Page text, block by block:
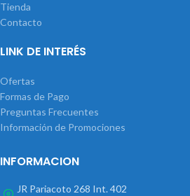
Tienda
Contacto
LINK DE INTERÉS
Ofertas
Formas de Pago
Preguntas Frecuentes
Información de Promociones
INFORMACION
JR Pariacoto 268 Int. 402